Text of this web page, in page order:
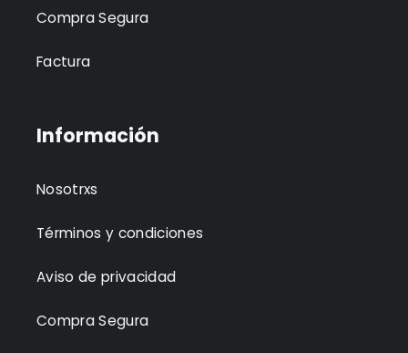
Compra Segura
Factura
Información
Nosotrxs
Términos y condiciones
Aviso de privacidad
Compra Segura